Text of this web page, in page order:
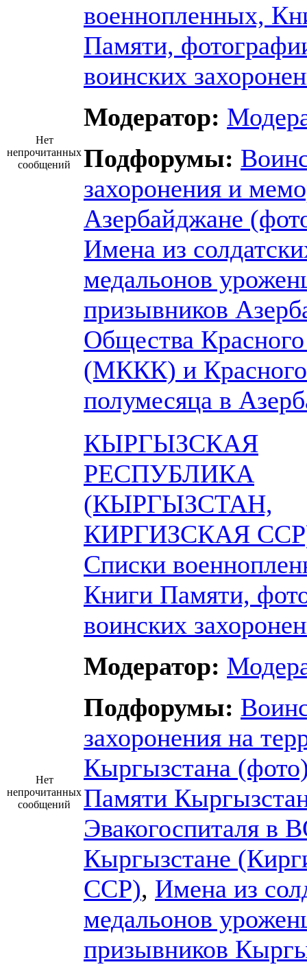
Нет
непрочитанных
сообщений
военнопленных,
Памяти,
воинских
Модератор:
Подфорумы:
захоронения и
Азербайджане
Имена из
медальонов
призывников
Общества
(МККК) и Красного
полумесяца в
Нет
непрочитанных
сообщений
КЫРГЫЗСКАЯ
РЕСПУБЛИКА
(КЫРГЫЗСТАН,
КИРГИЗСКАЯ
Списки
Книги Памяти,
воинских
Модератор:
Подфорумы:
захоронения на
Кыргызстана
Памяти
Эвакогоспиталя в
Кыргызстане
ССР), Имена из
медальонов
призывников